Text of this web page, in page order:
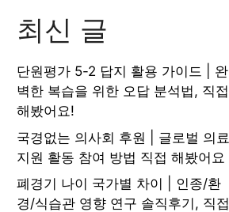
최신 글
단원평가 5-2 답지 활용 가이드 | 완
벽한 복습을 위한 오답 분석법, 직접
해봤어요!
국경없는 의사회 후원 | 글로벌 의료
지원 활동 참여 방법 직접 해봤어요
폐경기 나이 국가별 차이 | 인종/환
경/식습관 영향 연구 솔직후기, 직접